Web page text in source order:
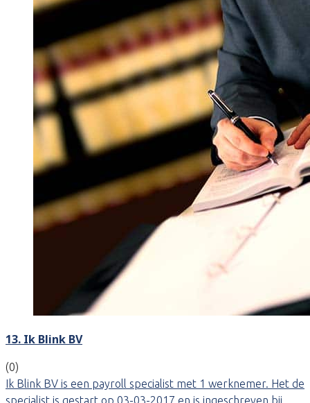
13. Ik Blink BV
(0)
Ik Blink BV is een payroll specialist met 1 werknemer. Het de
specialist is gestart op 03-03-2017 en is ingeschreven bij